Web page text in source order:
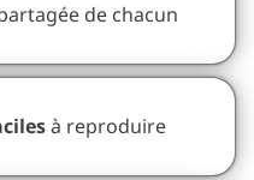
de chacun
à reproduire